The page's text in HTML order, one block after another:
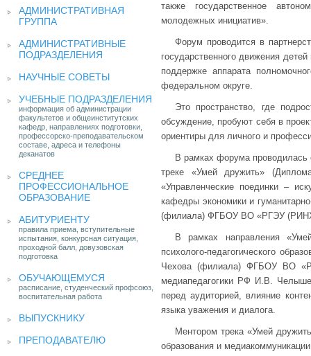
АДМИНИСТРАТИВНАЯ
ГРУППА
АДМИНИСТРАТИВНЫЕ
ПОДРАЗДЕЛЕНИЯ
НАУЧНЫЕ СОВЕТЫ
УЧЕБНЫЕ ПОДРАЗДЕЛЕНИЯ
информация об администрации
факультетов и общеинститутских
кафедр, направлениях подготовки,
профессорско-преподавательском
составе, адреса и телефоны
деканатов
СРЕДНЕЕ
ПРОФЕССИОНАЛЬНОЕ
ОБРАЗОВАНИЕ
АБИТУРИЕНТУ
правила приема, вступительные
испытания, конкурсная ситуация,
проходной балл, довузовская
подготовка
ОБУЧАЮЩЕМУСЯ
расписание, студенческий профсоюз,
воспитательная работа
ВЫПУСКНИКУ
ПРЕПОДАВАТЕЛЮ
также государственное
молодежных инициатив».
Форум проводится в
государственного движения
поддержке аппарата
федеральном округе.
Это пространство, где
обсуждение, пробуют себя в
ориентиры для личного и
В рамках форума проводилась
треке «Умей дружить»
«Управленческие поединки –
кафедры экономики и
(филиала) ФГБОУ ВО «РГЭУ
В рамках направления
психолого-педагогического
Чехова (филиала) ФГБОУ ВО
медиапедагогики РФ И.В.
перед аудиторией, влияние
языка уважения и диалога.
Ментором трека «Умей
образования и